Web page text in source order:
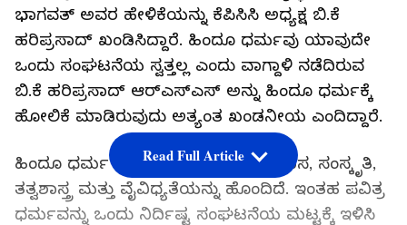
ಭಾಗವತ್ ಅವರ ಹೇಳಿಕೆಯನ್ನು ಕೆಪಿಸಿಸಿ ಅಧ್ಯಕ್ಷ ಬಿ.ಕೆ
ಹರಿಪ್ರಸಾದ್ ಖಂಡಿಸಿದ್ದಾರೆ. ಹಿಂದೂ ಧರ್ಮವು ಯಾವುದೇ
ಒಂದು ಸಂಘಟನೆಯ ಸ್ವತ್ತಲ್ಲ ಎಂದು ವಾಗ್ದಾಳಿ ನಡೆದಿರುವ
ಬಿ.ಕೆ ಹರಿಪ್ರಸಾದ್ ಆರ್‌ಎಸ್‌ಎಸ್‌ ಅನ್ನು ಹಿಂದೂ ಧರ್ಮಕ್ಕೆ
ಹೋಲಿಕೆ ಮಾಡಿರುವುದು ಅತ್ಯಂತ ಖಂಡನೀಯ ಎಂದಿದ್ದಾರೆ.
ಹಿಂದೂ ಧರ್ಮ ಸಾವಿರಾರು ವರ್ಷಗಳ ಇತಿಹಾಸ, ಸಂಸ್ಕೃತಿ,
ತತ್ವಶಾಸ್ತ್ರ ಮತ್ತು ವೈವಿಧ್ಯತೆಯನ್ನು ಹೊಂದಿದೆ. ಇಂತಹ ಪವಿತ್ರ
ಧರ್ಮವನ್ನು ಒಂದು ನಿರ್ದಿಷ್ಟ ಸಂಘಟನೆಯ ಮಟ್ಟಕ್ಕೆ ಇಳಿಸಿ
Read Full Article